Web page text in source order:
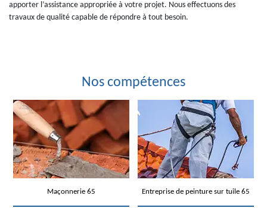
apporter l’assistance appropriée à votre projet. Nous effectuons des
travaux de qualité capable de répondre à tout besoin.
Nos compétences
Maçonnerie 65 Entreprise de peinture sur tuile 65